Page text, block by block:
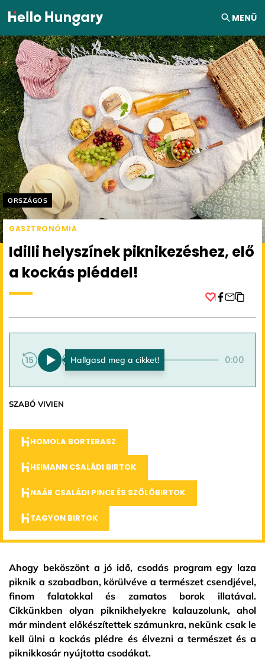
Ugrás a tartalomhoz MENÜ
Helyszín címkék:
ORSZÁGOS
GASZTRONÓMIA
Idilli helyszínek piknikezéshez, elő
a kockás pléddel!
0:00 0:00
SZABÓ VIVIEN
HOMOLA BORTERASZ
HEIMANN CSALÁDI BIRTOK
NAÁR CSALÁDI PINCE ÉS SZŐLŐBIRTOK
TAGYON BIRTOK
Ahogy beköszönt a jó idő, csodás program egy laza
piknik a szabadban, körülvéve a természet csendjével,
finom falatokkal és zamatos borok illatával.
Cikkünkben olyan piknikhelyekre kalauzolunk, ahol
már mindent előkészítettek számunkra, nekünk csak le
kell ülni a kockás plédre és élvezni a természet és a
piknikkosár nyújtotta csodákat.